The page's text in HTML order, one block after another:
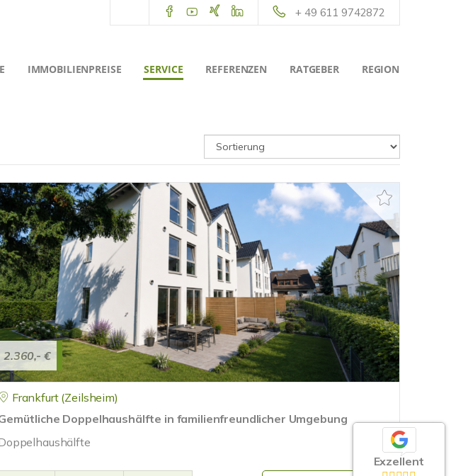
+ 49 611 9742872
IMMOBILIENPREISE SERVICE REFERENZEN RATGEBER REGION
2.360,- €
Frankfurt (Zeilsheim)
Doppelhaushälfte in familienfreundlicher Umgebung
Exzellent